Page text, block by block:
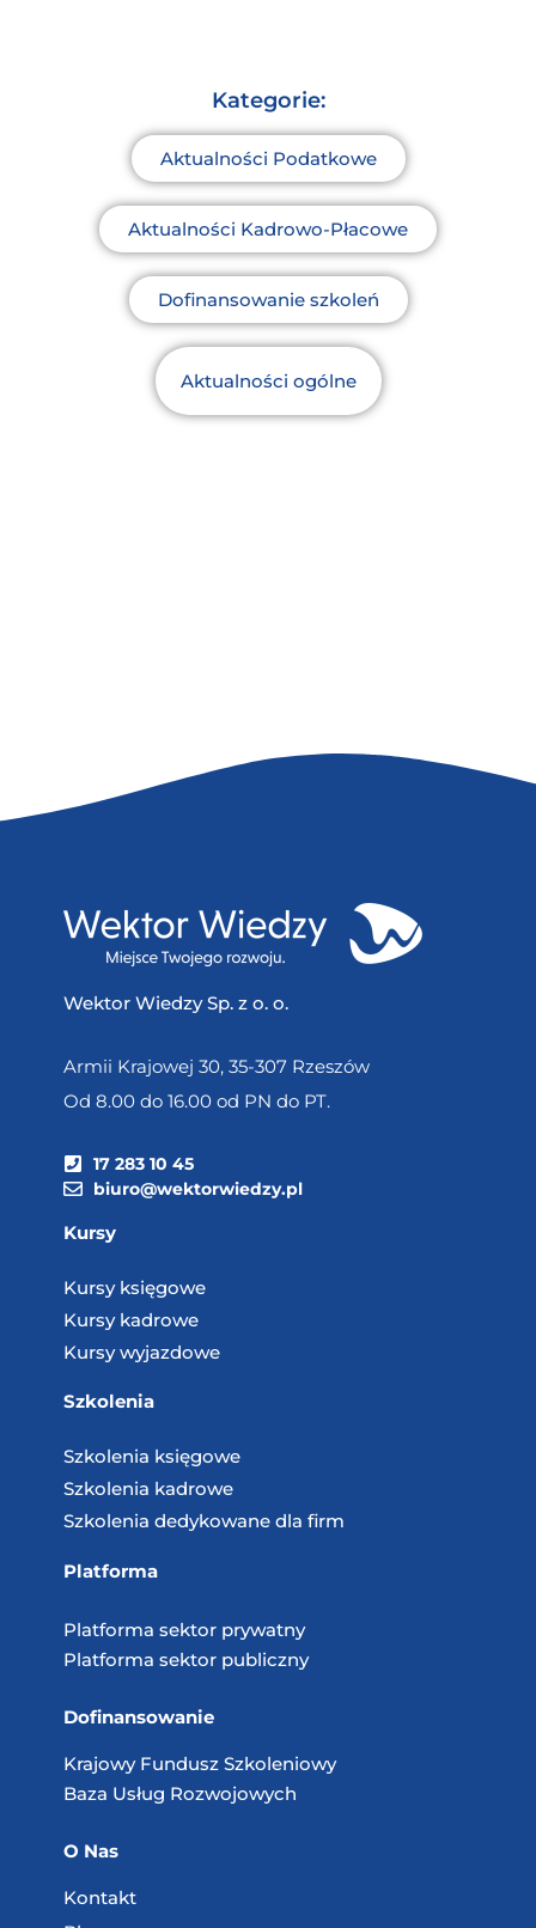
Kategorie:
Aktualności Podatkowe
Aktualności Kadrowo-Płacowe
Dofinansowanie szkoleń
Aktualności ogólne
Wektor Wiedzy Sp. z o. o.
Armii Krajowej 30, 35-307 Rzeszów
Od 8.00 do 16.00 od PN do PT.
17 283 10 45
biuro@wektorwiedzy.pl
Kursy
Kursy księgowe
Kursy kadrowe
Kursy wyjazdowe
Szkolenia
Szkolenia księgowe
Szkolenia kadrowe
Szkolenia dedykowane dla firm
Platforma
Platforma sektor prywatny
Platforma sektor publiczny
Dofinansowanie
Krajowy Fundusz Szkoleniowy
Baza Usług Rozwojowych
O Nas
Kontakt